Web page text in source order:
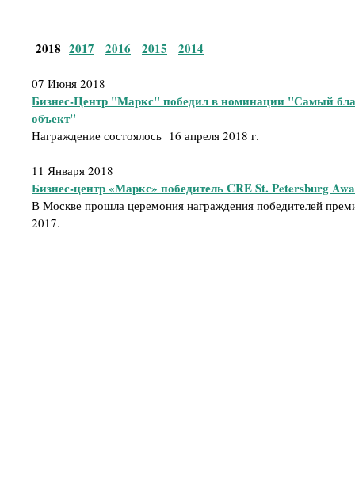
2018 2017 2016 2015 2014
07 Июня 2018
Бизнес-Центр "Маркс" победил в номинации "Самый
объект"
Награждение состоялось 16 апреля 2018 г.
11 Января 2018
Бизнес-центр «Маркс» победитель CRE St. Petersburg
В Москве прошла церемония награждения победителей
2017.